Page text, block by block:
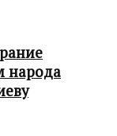
народа